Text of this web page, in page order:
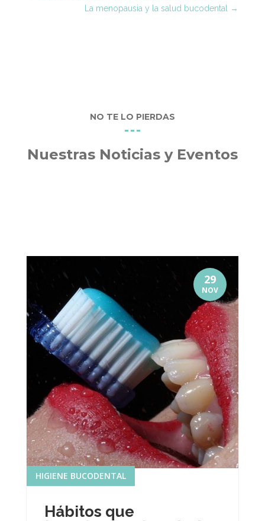
La menopausia y la salud bucodental
→
NO TE LO PIERDAS
Nuestras Noticias y Eventos
Hábitos que
HIGIENE BUCODENTAL
29
NOV